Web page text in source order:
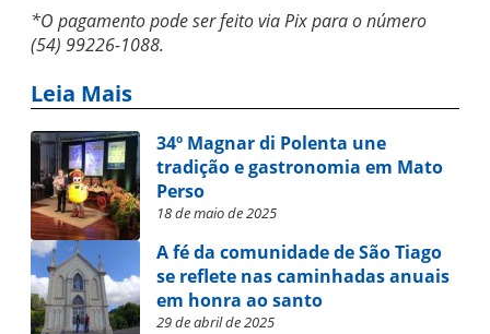
*O pagamento pode ser feito via Pix para o número
(54) 99226-1088.
Leia Mais
34º Magnar di Polenta une
tradição e gastronomia em Mato
Perso
18 de maio de 2025
A fé da comunidade de São Tiago
se reflete nas caminhadas anuais
em honra ao santo
29 de abril de 2025